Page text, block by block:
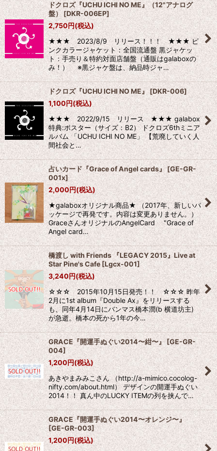
ドクロズ『UCHU ICHI NO ME』（12"アナログ
盤） [DKR-006EP]
2,750円(税込)
★★★ 2023/8/9 リリース！！！ ★★★ ピ
ンクカラージャケット：全国流通盤 黒ジャケッ
ト：手売り＆特約対面店舗盤（通販はgalaboxの
み！） ※黒ジャケ盤は、納品時ジャ…
ドクロズ『UCHU ICHI NO ME』 [DKR-006]
1,100円(税込)
★★★ 2022/9/15 リリース ★★★ galabox
特典:ポスター（サイズ：B2） ドクロズ6thミニア
ルバム 「UCHU ICHI NO ME」 【荒廃していく人
間社会と…
占いカード『Grace of Angel cards』 [GE-GR-
001x]
2,000円(税込)
★galaboxオリジナル商品★ （2017年、新しいパ
ッケージで再発です。内容は変更ありません。）
GraceさんオリジナルのAngelCard "Grace of
Angel card…
橋渡し with Friends 『LEGACY 2015』Live at
Star Pine's Cafe[Lgcx-001]
3,240円(税込)
☆☆☆ 2015年10月15日発売！！ ☆☆☆ 昨年
2月に1st album『Double Ax』をリリースする
も、同年4月14日にバンマス橋本潤(b 横道坊主)
が急逝。橋本の死から1年の今…
GRACE『開運手ぬぐい2014〜紺〜』[GE-GR-
004]
1,200円(税込)
あきやまみみこさん （http://a-mimico.cocolog-
nifty.com/about.html） デザインの開運手ぬぐい
2014！！ 真ん中のLUCKY ITEMの列を挟んで…
GRACE『開運手ぬぐい2014〜オレンジ〜』
[GE-GR-003]
1,200円(税込)